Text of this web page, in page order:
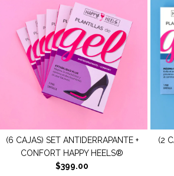
(2 CAJAS) EXTRA CONFORT HAPPY
HEELS®
$179.00